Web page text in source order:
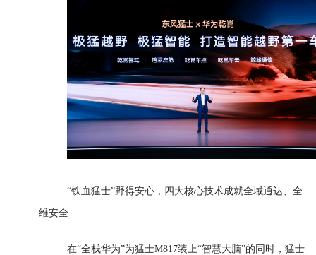
“铁血猛士”野得安心，四大核心技术成就全域通达、全
维安全
在“全栈华为”为猛士M817装上“智慧大脑”的同时，猛士